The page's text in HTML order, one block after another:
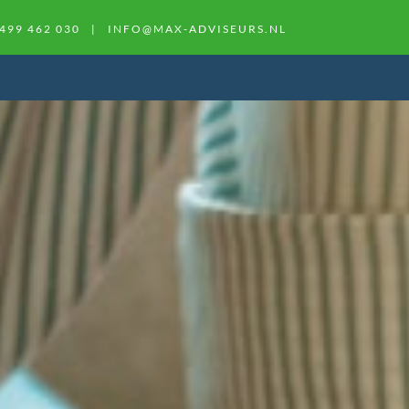
462 030 | INFO@MAX-ADVISEURS.NL